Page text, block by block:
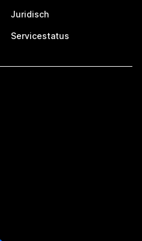
Juridisch
Servicestatus